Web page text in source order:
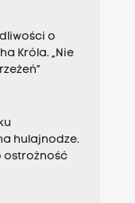
o
Króla. „Nie
hulajnodze.
ostrożność